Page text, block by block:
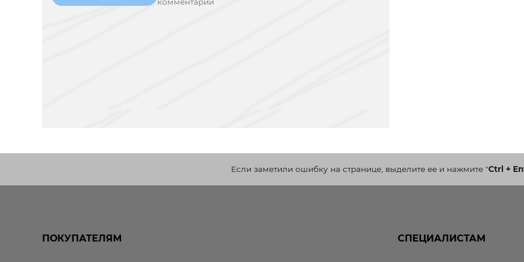
комментарий
Если заметили ошибку на странице, выделите ее и нажмите"Ctrl +
ПОКУПАТЕЛЯМ СПЕЦИАЛИСТАМ